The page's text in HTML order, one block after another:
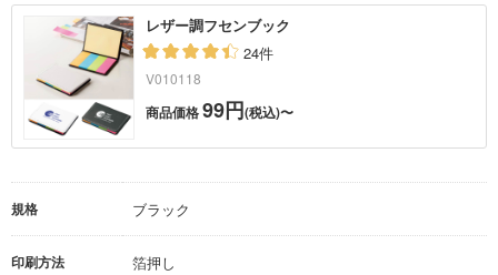
レザー調フセンブック
24件
V010118
商品価格99円(税込)〜
規格 ブラック
印刷方法 箔押し